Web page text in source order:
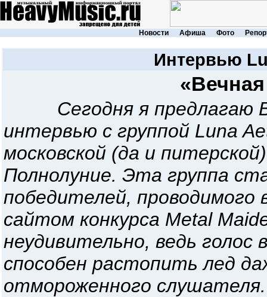
Новости Афиша Фото
Интервью
Сегодня я
интервью с группой Luna
московской (да и
Полнолуние. Эта группа
победителей,
сайтом конкурса Metal
неудивительно, ведь голос
способен растопить лед
отмороженного слушателя.